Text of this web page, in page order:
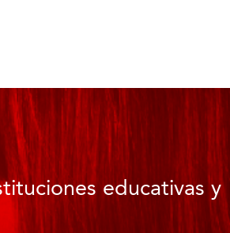
educativas y